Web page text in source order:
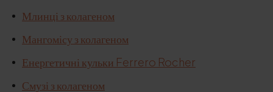
Млинці з колагеном
Мангомісу з колагеном
Енергетичні кульки Ferrero Rocher
Смузі з колагеном